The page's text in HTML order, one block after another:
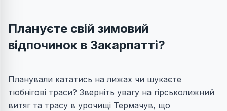
Плануєте свій зимовий
відпочинок в Закарпатті?
Планували кататись на лижах чи шукаєте
тюбнігові траси? Зверніть увагу на гірськолижний
витяг та трасу в урочищі Термачув, що